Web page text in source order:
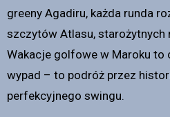
greeny Agadiru, każda runda
szczytów Atlasu, starożytnych
Wakacje golfowe w Maroku to
wypad – to podróż przez
perfekcyjnego swingu.